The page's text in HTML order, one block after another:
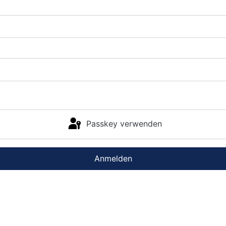
Passkey verwenden
Anmelden